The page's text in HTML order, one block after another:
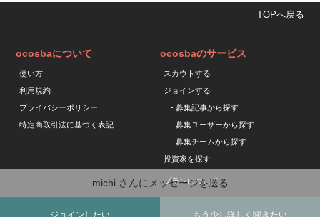
michi さんにメッセージを送る
ジョインしたい もう少し詳しく聞きたい
TOPへ戻る
ocosbaについて
使い方
利用規約
プライバシーポリシー
特定商取引法に基づく表記
ocosbaのサービス
スカウトする
ジョインする
- 募集記事から探す
- 募集ユーザーから探す
- 募集チームから探す
投資家を探す
プランについて